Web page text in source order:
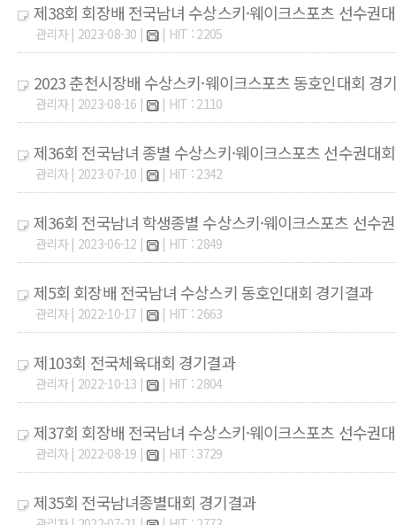
제38회 회장배 전국남녀 수상스키·웨이크스포츠 선수권
관리자 | 2023-08-30 | | HIT : 2205
2023 춘천시장배 수상스키·웨이크스포츠 동호인대회 경
관리자 | 2023-08-16 | | HIT : 2110
제36회 전국남녀 종별 수상스키·웨이크스포츠 선수권대
관리자 | 2023-07-10 | | HIT : 2342
제36회 전국남녀 학생종별 수상스키·웨이크스포츠 선수
관리자 | 2023-06-12 | | HIT : 2849
제5회 회장배 전국남녀 수상스키 동호인대회 경기결과
관리자 | 2022-10-17 | | HIT : 2663
제103회 전국체육대회 경기결과
관리자 | 2022-10-13 | | HIT : 2804
제37회 회장배 전국남녀 수상스키·웨이크스포츠 선수권
관리자 | 2022-08-19 | | HIT : 3729
제35회 전국남녀종별대회 경기결과